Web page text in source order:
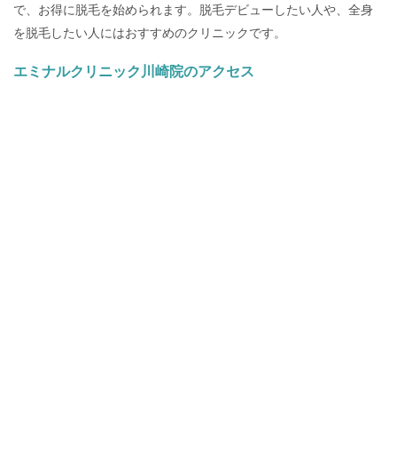
で、お得に脱毛を始められます。脱毛デビューしたい人や、全身
を脱毛したい人にはおすすめのクリニックです。
エミナルクリニック川崎院のアクセス